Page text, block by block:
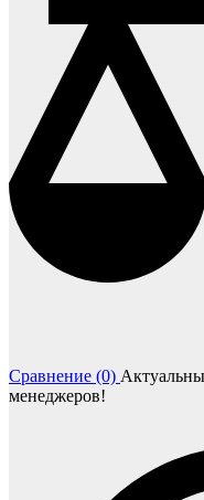
Сравнение (0)
менеджеров!